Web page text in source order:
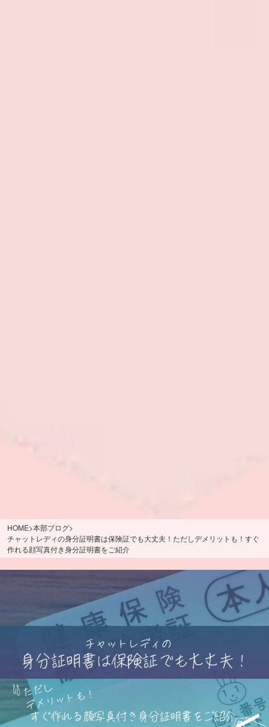
HOME>本部ブログ>
チャットレディの身分証明書は保険証でも大丈夫！ただしデメリットも！すぐ
作れる顔写真付き身分証明書をご紹介